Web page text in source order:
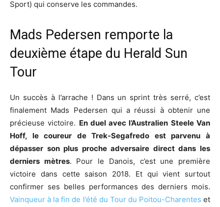
Sport) qui conserve les commandes.
Mads Pedersen remporte la
deuxième étape du Herald Sun
Tour
Un succès à l’arrache ! Dans un sprint très serré, c’est
finalement Mads Pedersen qui a réussi à obtenir une
précieuse victoire. En duel avec l’Australien Steele Van
Hoff, le coureur de Trek-Segafredo est parvenu à
dépasser son plus proche adversaire direct dans les
derniers mètres. Pour le Danois, c’est une première
victoire dans cette saison 2018. Et qui vient surtout
confirmer ses belles performances des derniers mois.
Vainqueur à la fin de l’été du Tour du Poitou-Charentes et